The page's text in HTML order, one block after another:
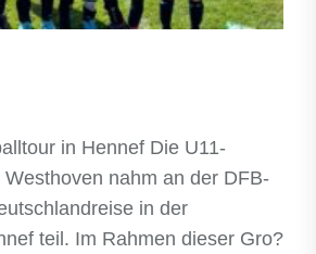
in Hennef Die U11-
nahm an der DFB-
in der
teil. Im Rahmen dieser Gro?